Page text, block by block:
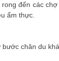
đến các
ẩm thực.
chân du